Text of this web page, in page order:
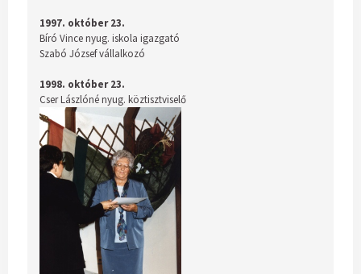
1997. október 23.
Bíró Vince nyug. iskola igazgató
Szabó József vállalkozó
1998. október 23.
Cser Lászlóné nyug. köztisztviselő